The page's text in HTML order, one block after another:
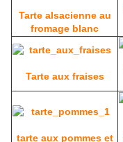
Tarte alsacienne au
fromage blanc
Tarte aux fraises
tarte aux pommes et